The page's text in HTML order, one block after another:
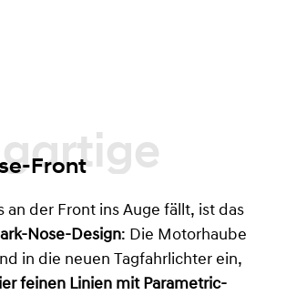
Front
an der Front ins Auge fällt, ist das
Nose-Design: Die Motorhaube
in die neuen Tagfahrlichter ein,
feinen Linien mit Parametric-